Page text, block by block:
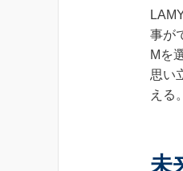
事が
Mを
思い
える。
未